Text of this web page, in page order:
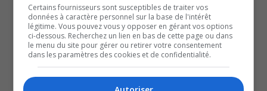
vous attendent. Une relâche bien remplie en
perspective!
SOUTENIR NOS MÉDIAS, C’EST PROTÉGER NOTRE
Certains fournisseurs sont susceptibles de traiter vos
données à caractère personnel sur la base de l'intérêt
légitime. Vous pouvez vous y opposer en gérant vos options
ci-dessous. Recherchez un lien en bas de cette page ou dans
le menu du site pour gérer ou retirer votre consentement
dans les paramètres des cookies et de confidentialité.